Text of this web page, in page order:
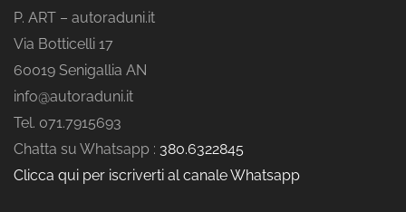
P. ART – autoraduni.it
Via Botticelli 17
60019 Senigallia AN
info@autoraduni.it
Tel. 071.7915693
Chatta su Whatsapp : 380.6322845
Clicca qui per iscriverti al canale Whatsapp